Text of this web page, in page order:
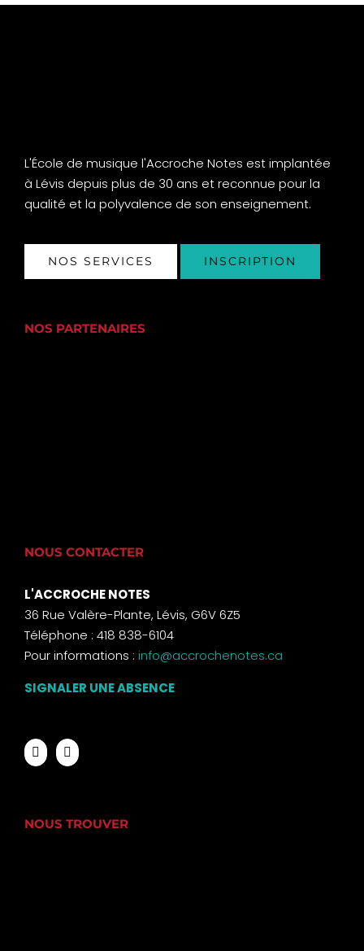
L'École de musique l'Accroche Notes est implantée
à Lévis depuis plus de 30 ans et reconnue pour la
qualité et la polyvalence de son enseignement.
NOS SERVICES INSCRIPTION
NOS PARTENAIRES
NOUS CONTACTER
L'ACCROCHE NOTES
36 Rue Valère-Plante, Lévis, G6V 6Z5
Téléphone : 418 838-6104
Pour informations : info@accrochenotes.ca
SIGNALER UNE ABSENCE
NOUS TROUVER